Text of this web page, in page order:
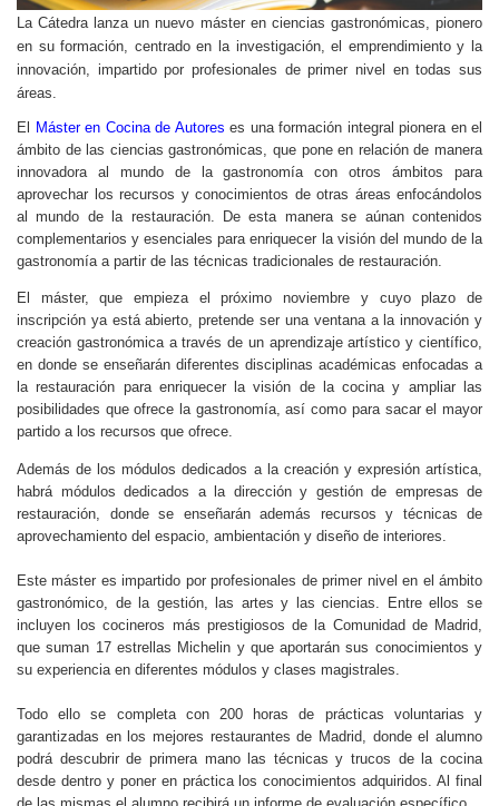
La Cátedra lanza un nuevo máster en ciencias gastronómicas, pionero
en su formación, centrado en la investigación, el emprendimiento y la
innovación, impartido por profesionales de primer nivel en todas sus
áreas.
El Máster en Cocina de Autores es una formación integral pionera en el
ámbito de las ciencias gastronómicas, que pone en relación de manera
innovadora al mundo de la gastronomía con otros ámbitos para
aprovechar los recursos y conocimientos de otras áreas enfocándolos
al mundo de la restauración. De esta manera se aúnan contenidos
complementarios y esenciales para enriquecer la visión del mundo de la
gastronomía a partir de las técnicas tradicionales de restauración.
El máster, que empieza el próximo noviembre y cuyo plazo de
inscripción ya está abierto, pretende ser una ventana a la innovación y
creación gastronómica a través de un aprendizaje artístico y científico,
en donde se enseñarán diferentes disciplinas académicas enfocadas a
la restauración para enriquecer la visión de la cocina y ampliar las
posibilidades que ofrece la gastronomía, así como para sacar el mayor
partido a los recursos que ofrece.
Además de los módulos dedicados a la creación y expresión artística,
habrá módulos dedicados a la dirección y gestión de empresas de
restauración, donde se enseñarán además recursos y técnicas de
aprovechamiento del espacio, ambientación y diseño de interiores.
Este máster es impartido por profesionales de primer nivel en el ámbito
gastronómico, de la gestión, las artes y las ciencias. Entre ellos se
incluyen los cocineros más prestigiosos de la Comunidad de Madrid,
que suman 17 estrellas Michelin y que aportarán sus conocimientos y
su experiencia en diferentes módulos y clases magistrales.
Todo ello se completa con 200 horas de prácticas voluntarias y
garantizadas en los mejores restaurantes de Madrid, donde el alumno
podrá descubrir de primera mano las técnicas y trucos de la cocina
desde dentro y poner en práctica los conocimientos adquiridos. Al final